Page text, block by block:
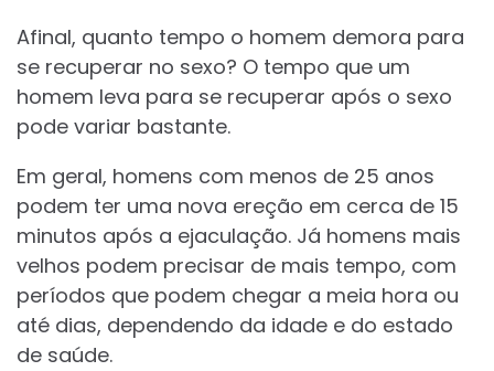
Afinal, quanto tempo o homem demora para
se recuperar no sexo? O tempo que um
homem leva para se recuperar após o sexo
pode variar bastante.
Em geral, homens com menos de 25 anos
podem ter uma nova ereção em cerca de 15
minutos após a ejaculação. Já homens mais
velhos podem precisar de mais tempo, com
períodos que podem chegar a meia hora ou
até dias, dependendo da idade e do estado
de saúde.